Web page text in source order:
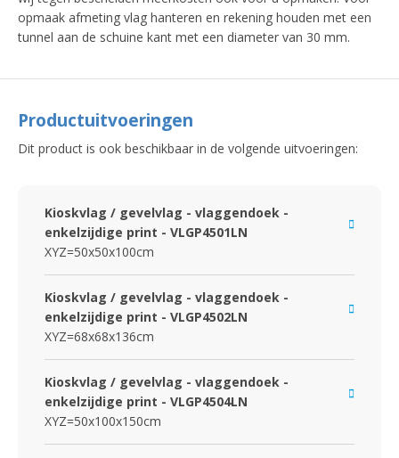
opmaak afmeting vlag hanteren en rekening houden met een
tunnel aan de schuine kant met een diameter van 30 mm.
Productuitvoeringen
Dit product is ook beschikbaar in de volgende uitvoeringen:
Kioskvlag / gevelvlag - vlaggendoek -
enkelzijdige print - VLGP4501LN
XYZ=50x50x100cm
Kioskvlag / gevelvlag - vlaggendoek -
enkelzijdige print - VLGP4502LN
XYZ=68x68x136cm
Kioskvlag / gevelvlag - vlaggendoek -
enkelzijdige print - VLGP4504LN
XYZ=50x100x150cm